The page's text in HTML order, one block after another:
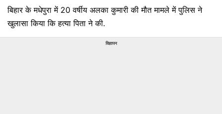
बिहार के मधेपुरा में 20 वर्षीय अलका कुमारी की मौत मामले में पुलिस ने
खुलासा किया कि हत्या पिता ने की.
विज्ञापन